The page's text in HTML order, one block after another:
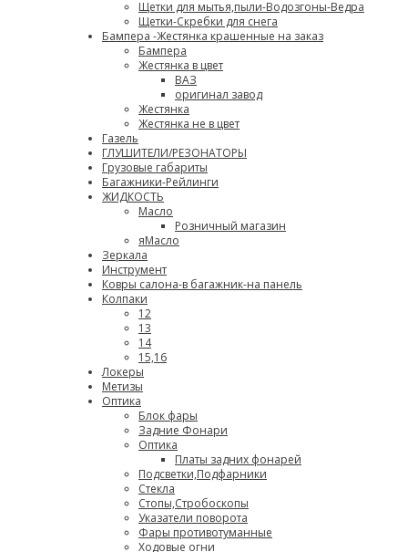
Щетки для мытья,пыли-Водозгоны-Ведра
Щетки-Скребки для снега
Бампера -Жестянка крашенные на заказ
Бампера
Жестянка в цвет
ВАЗ
оригинал завод
Жестянка
Жестянка не в цвет
Газель
ГЛУШИТЕЛИ/РЕЗОНАТОРЫ
Грузовые габариты
Багажники-Рейлинги
ЖИДКОСТЬ
Масло
Розничный магазин
яМасло
Зеркала
Инструмент
Ковры салона-в багажник-на панель
Колпаки
12
13
14
15,16
Локеры
Метизы
Оптика
Блок фары
Задние Фонари
Оптика
Платы задних фонарей
Подсветки,Подфарники
Стекла
Стопы,Стробоскопы
Указатели поворота
Фары противотуманные
Ходовые огни